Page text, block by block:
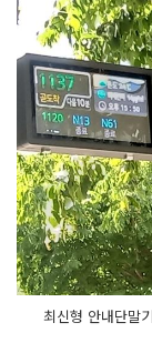
최신형 안내단말